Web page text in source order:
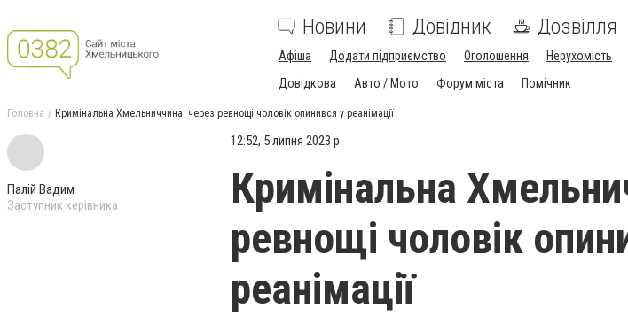
Новини Довідник Дозвілля
Афіша Додати підприємство Оголошення Нерухомість
Довідкова
Авто / Мото Форум міста Помічник
Головна Кримінальна Хмельниччина: через ревнощі чоловік опинився у реанімації
Палій Вадим
Заступник керівника
12:52, 5 липня 2023 р.
Кримінальна
ревнощі чоловік
реанімації